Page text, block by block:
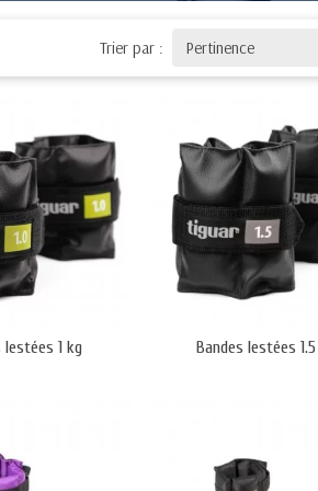
Vendu en paire.
en paire.
participant.
Trier par : Pertinence
lestées 1 kg Bandes lestées